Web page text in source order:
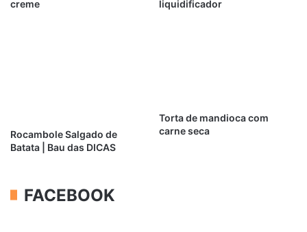
creme
liquidificador
Rocambole Salgado de
Batata | Bau das DICAS
Torta de mandioca com
carne seca
FACEBOOK